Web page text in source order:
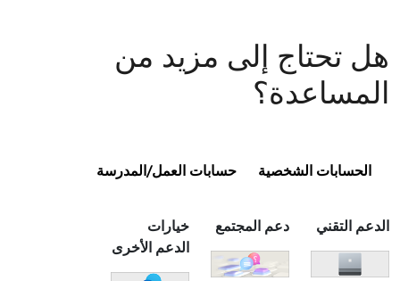
هل تحتاج إلى مزيد من
المساعدة؟
الحسابات الشخصية حسابات العمل/المدرسة
الدعم التقني دعم المجتمع
خيارات
الدعم الأخرى